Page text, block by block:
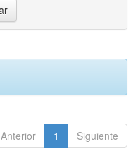
Anterior 1 Siguiente